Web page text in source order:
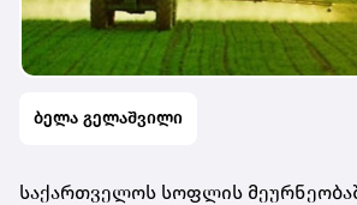
ბელა გელაშვილი
საქართველოს სოფლის